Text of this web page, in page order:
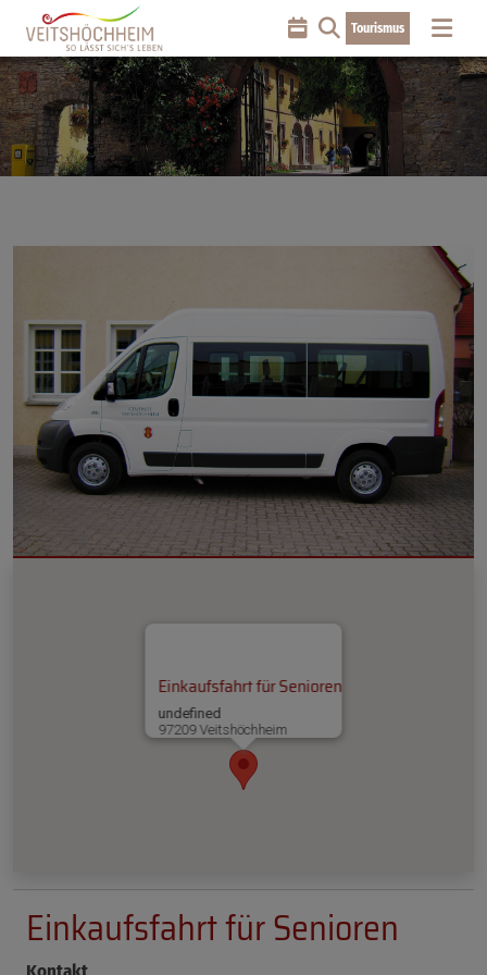
Tourismus
Einkaufsfahrt für Senioren
undefined
97209 Veitshöchheim
Einkaufsfahrt für Senioren